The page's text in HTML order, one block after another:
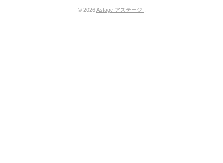
© 2026Astage-アステージ-